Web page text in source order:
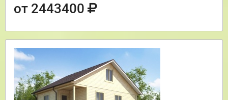
от 2443400